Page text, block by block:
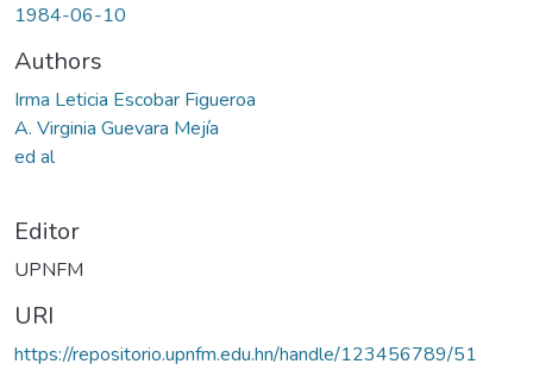
1984-06-10
Authors
Irma Leticia Escobar Figueroa
A. Virginia Guevara Mejía
ed al
Editor
UPNFM
URI
https://repositorio.upnfm.edu.hn/handle/123456789/51